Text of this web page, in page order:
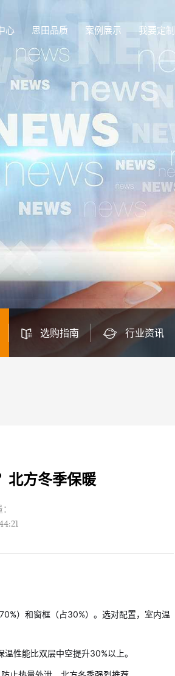
心 思田品质 案例展示 我要定制
选购指南 行业资讯
北方冬季保暖
）和窗框（占30%）。选对配置，室内温
性能比双层中空提升30%以上。